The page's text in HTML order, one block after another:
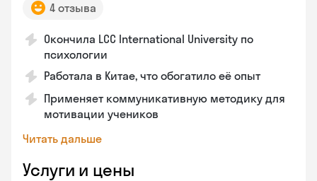
4 отзыва
Окончила LCC International University по
психологии
Работала в Китае, что обогатило её опыт
Применяет коммуникативную методику для
мотивации учеников
Читать дальше
Услуги и цены